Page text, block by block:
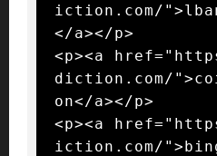
iction.com/
</a></p>
<p><a
diction.com/
on</a></p>
<p><a
iction.com/